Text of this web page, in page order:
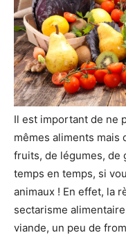
Il est important de ne
mêmes aliments mais
fruits, de légumes, de
temps en temps, si
animaux ! En effet, la
sectarisme
viande, un peu de